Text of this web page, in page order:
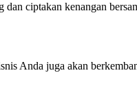
ciptakan kenangan
Anda juga akan